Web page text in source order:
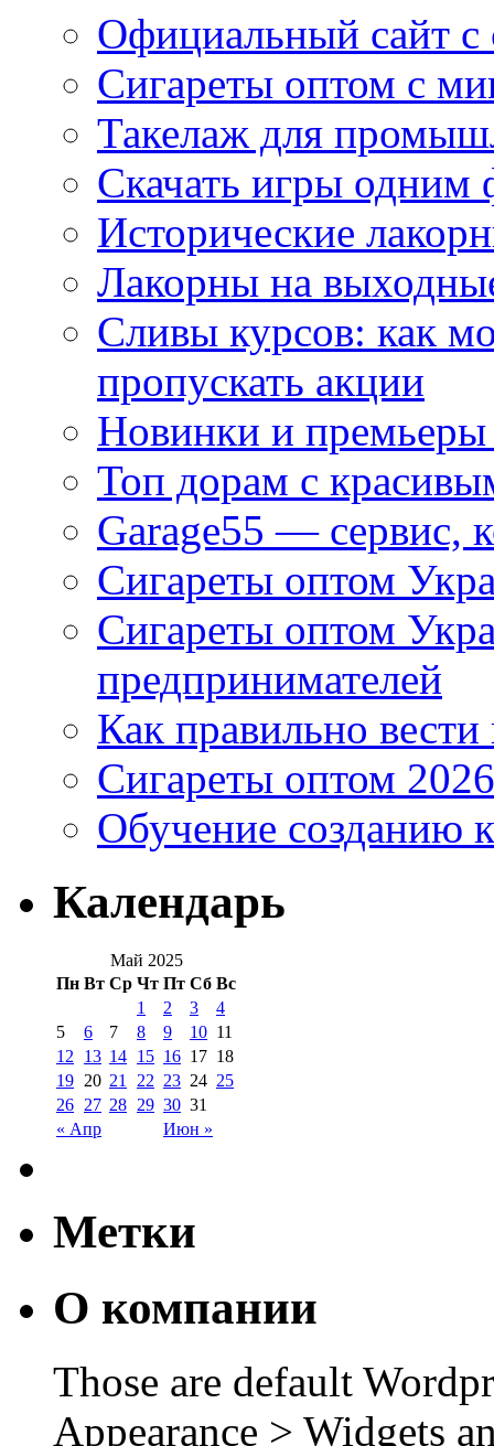
Официальный сайт
Сигареты оптом с
Такелаж для
Скачать игры одним
Исторические
Лакорны на
Сливы курсов: как
пропускать акции
Новинки и
Топ дорам с
Garage55 — сервис,
Сигареты оптом
Сигареты оптом
предпринимателей
Как правильно
Сигареты оптом
Обучение созданию
Календарь
Май 2025
Пн Вт Ср Чт Пт Сб Вс
« Апр Июн »
1 2 3
4
5
6 7 8 9 10 11
12
13 14 15 16 17 18
19 20 21 22 23 24 25
26 27 28 29 30 31
Метки
О компании
Those are default
Appearance > Widgets